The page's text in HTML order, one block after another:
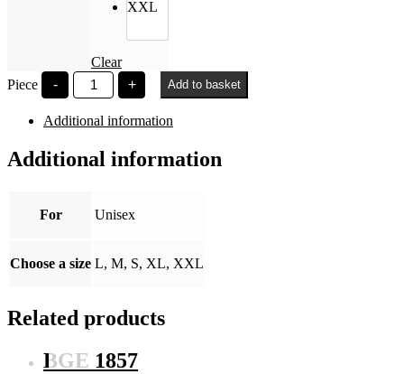
XXL
Clear
Piece
-
Széchenyi
István
oversized
quantity
+ Add to basket
Additional information
Additional information
For Unisex
Choose a size L, M, S, XL, XXL
Related products
BGE 1857